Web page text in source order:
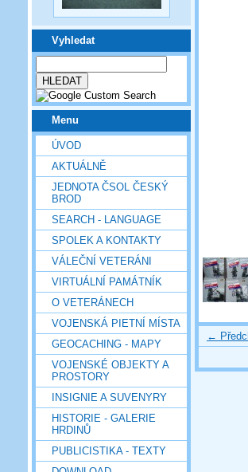
Vyhledat
Menu
ÚVOD
AKTUÁLNĚ
JEDNOTA ČSOL ČESKÝ
BROD
SEARCH - LANGUAGE
SPOLEK A KONTAKTY
VÁLEČNÍ VETERÁNI
VIRTUÁLNÍ PAMÁTNÍK
O VETERÁNECH
VOJENSKÁ PIETNÍ MÍSTA
GEOCACHING - MAPY
VOJENSKÉ OBJEKTY A
PROSTORY
INSIGNIE A SUVENYRY
HISTORIE - GALERIE
HRDINŮ
PUBLICISTIKA - TEXTY
←